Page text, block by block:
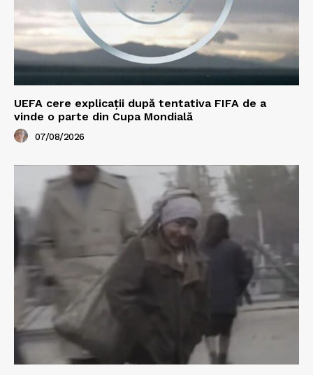
UEFA cere explicații după tentativa FIFA de a
vinde o parte din Cupa Mondială
07/08/2026